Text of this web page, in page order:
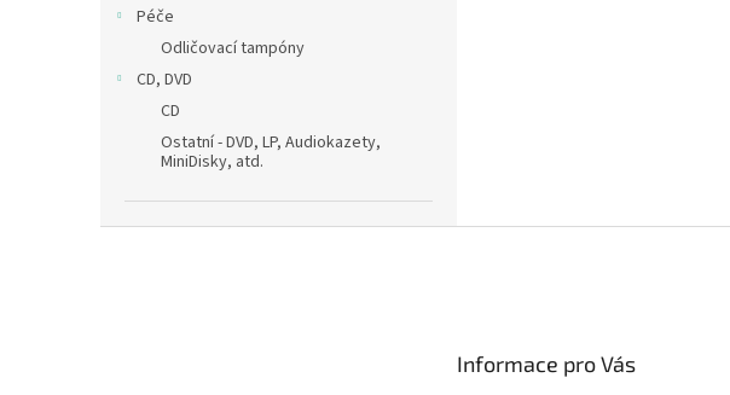
Péče
Odličovací tampóny
CD, DVD
CD
Ostatní - DVD, LP, Audiokazety,
MiniDisky, atd.
Informace pro Vás